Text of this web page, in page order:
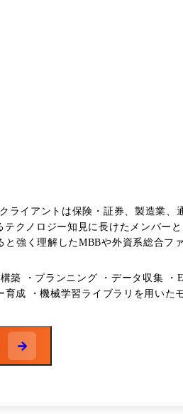
ルなプロジェクトリーダー ・IT経験
ーテクノロジーを軸としたテクノ
トとアソシ
ライアントは保険・証券、製造業、
クノロジー知見に長けたメンバー
強く理解したMBBや外資系総合フ
援、IPのマーケティング・創出支援
の構想策定・実装の伴走支援 ・コ
:基幹システム刷新に関するシステ
「DeepPercept(ディープパーセプ
・プランニング ・データ収集 ・
成 ・機械学習ライブラリを用いた